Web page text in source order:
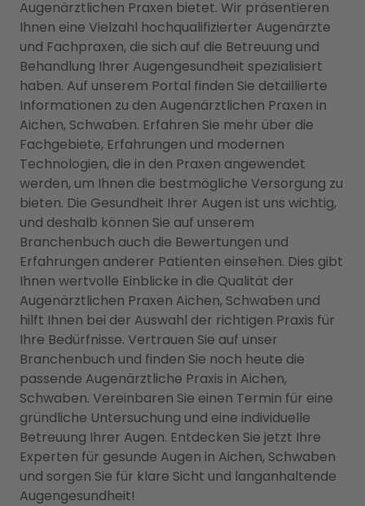
Augenärztlichen Praxen bietet. Wir präsentieren
Ihnen eine Vielzahl hochqualifizierter Augenärzte
und Fachpraxen, die sich auf die Betreuung und
Behandlung Ihrer Augengesundheit spezialisiert
haben. Auf unserem Portal finden Sie detaillierte
Informationen zu den Augenärztlichen Praxen in
Aichen, Schwaben. Erfahren Sie mehr über die
Fachgebiete, Erfahrungen und modernen
Technologien, die in den Praxen angewendet
werden, um Ihnen die bestmögliche Versorgung zu
bieten. Die Gesundheit Ihrer Augen ist uns wichtig,
und deshalb können Sie auf unserem
Branchenbuch auch die Bewertungen und
Erfahrungen anderer Patienten einsehen. Dies gibt
Ihnen wertvolle Einblicke in die Qualität der
Augenärztlichen Praxen Aichen, Schwaben und
hilft Ihnen bei der Auswahl der richtigen Praxis für
Ihre Bedürfnisse. Vertrauen Sie auf unser
Branchenbuch und finden Sie noch heute die
passende Augenärztliche Praxis in Aichen,
Schwaben. Vereinbaren Sie einen Termin für eine
gründliche Untersuchung und eine individuelle
Betreuung Ihrer Augen. Entdecken Sie jetzt Ihre
Experten für gesunde Augen in Aichen, Schwaben
und sorgen Sie für klare Sicht und langanhaltende
Augengesundheit!